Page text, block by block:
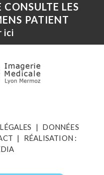
CONSULTE LES
PATIENT
ici
|
DONNÉES
|
RÉALISATION :